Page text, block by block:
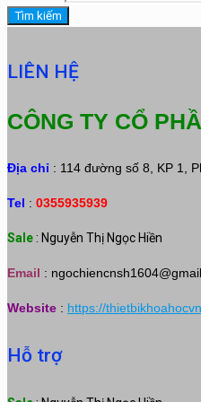
Tìm kiếm
LIÊN HỆ
CÔNG TY CỔ
Địa chỉ : 114 đường số 8, KP 1,
Tel : 0355935939
Sale : Nguyễn Thị Ngọc Hiền
Email :
Website : https://
Hỗ trợ